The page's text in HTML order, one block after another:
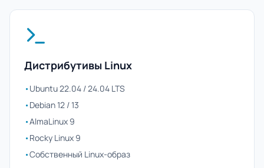
Дистрибутивы Linux
•Ubuntu 22.04 / 24.04 LTS
•Debian 12 / 13
•AlmaLinux 9
•Rocky Linux 9
•Собственный Linux-образ